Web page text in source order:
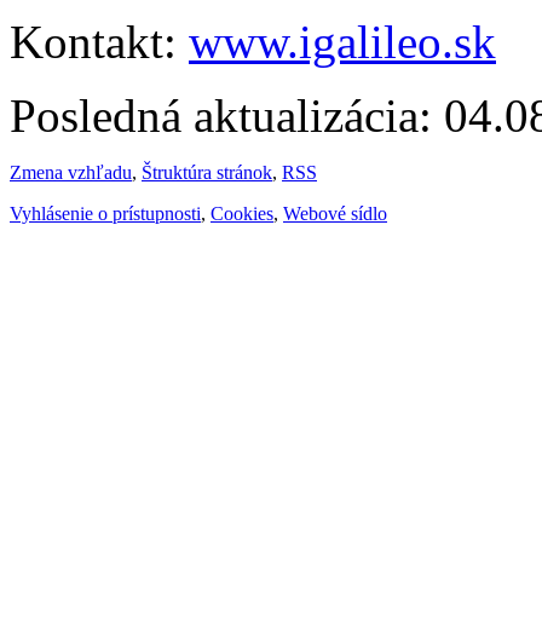
Kontakt: www.igalileo.sk
Posledná aktualizácia:
Zmena vzhľadu, Štruktúra stránok, RSS
Vyhlásenie o prístupnosti, Cookies, Webové sídlo